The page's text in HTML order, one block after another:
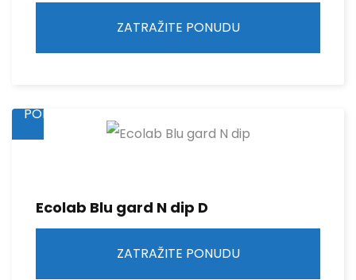
ZATRAŽITE PONUDU
PONUDU
Ecolab Blu gard N dip D
ZATRAŽITE PONUDU